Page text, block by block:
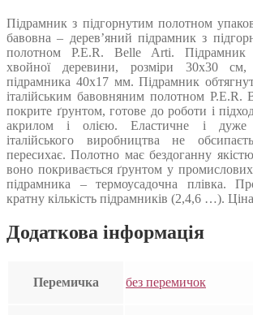
Підрамник з підгорнутим полотном
бавовна – дерев’яний підрамник з
полотном P.E.R. Belle Arti. Підрамник
хвойної деревини, розміри 30х30
підрамника 40х17 мм. Підрамник
італійським бавовняним полотном
покрите ґрунтом, готове до роботи і
акрилом і олією. Еластичне і дуже
італійського виробництва не
пересихає. Полотно має бездоганну
воно покривається ґрунтом у
підрамника – термоусадочна плівка.
кратну кількість підрамників (2,4,6 …).
Додаткова інформація
Перемичка без перемичок